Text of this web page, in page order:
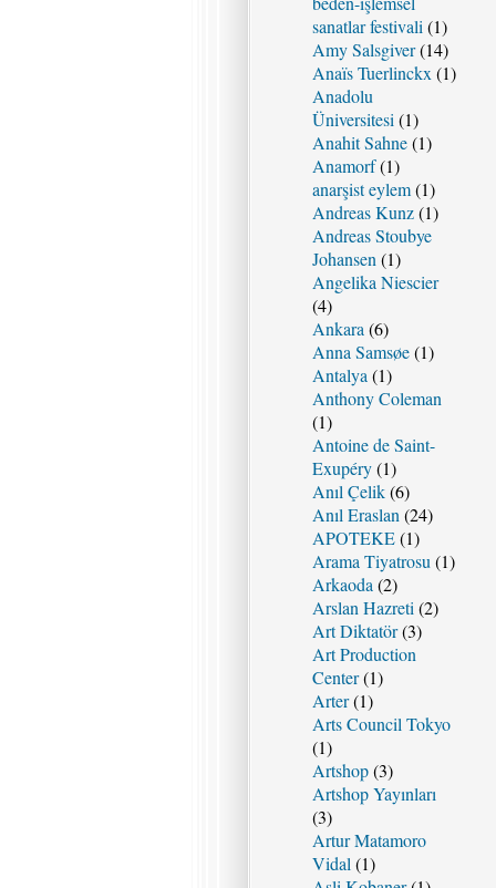
sanatlar festivali (1)
Amy Salsgiver(14)
Anaïs Tuerlinckx (1)
Anadolu
Üniversitesi (1)
Anahit Sahne(1)
Anamorf(1)
anarşist eylem(1)
Andreas Kunz(1)
Andreas Stoubye
Johansen (1)
Angelika Niescier
(4)
Ankara (6)
Anna Samsøe(1)
Antalya (1)
Anthony Coleman
(1)
Antoine de Saint-
Exupéry(1)
Anıl Çelik(6)
Anıl Eraslan (24)
APOTEKE(1)
Arama Tiyatrosu (1)
Arkaoda (2)
Arslan Hazreti (2)
Art Diktatör(3)
Art Production
Center(1)
Arter(1)
Arts Council Tokyo
(1)
Artshop(3)
Artshop Yayınları
(3)
Artur Matamoro
Vidal (1)